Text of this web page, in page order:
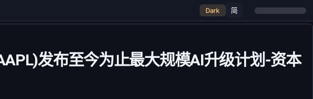
Dark 简
发布至今为止最大规模AI升级计划-资本